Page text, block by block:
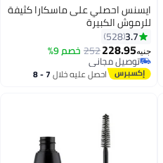
2
ايسنس احصلي على ماسكارا كثيفة
للرموش الكبيرة
3.7
528
جنيه228.95
252 خصم 9%
توصيل مجاني
توصيل مجانياحصل عليه خلال 7 - 8